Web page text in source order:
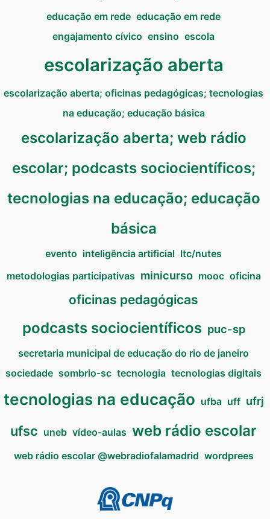
educação em rede educação em rede
engajamento cívico ensino escola
escolarização aberta
escolarização aberta; oficinas pedagógicas; tecnologias
na educação; educação básica
escolarização aberta; web rádio
escolar; podcasts sociocientíficos;
tecnologias na educação; educação
básica
evento inteligência artificial ltc/nutes
metodologias participativas minicurso mooc oficina
oficinas pedagógicas
podcasts sociocientíficos puc-sp
secretaria municipal de educação do rio de janeiro
sociedade sombrio-sc tecnologia tecnologias digitais
tecnologias na educação ufba uff ufrj
ufsc uneb vídeo-aulas web rádio escolar
web rádio escolar @webradiofalamadrid wordprees